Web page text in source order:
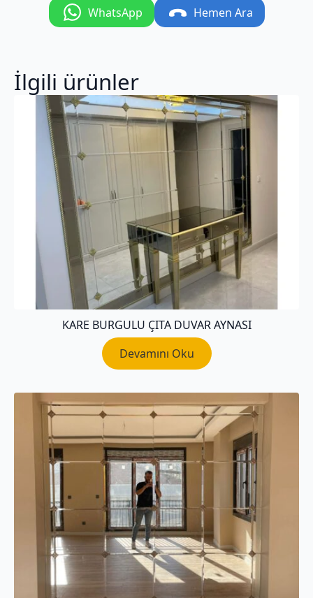
WhatsApp Hemen Ara
İlgili ürünler
KARE BURGULU ÇITA DUVAR AYNASI
Devamını Oku